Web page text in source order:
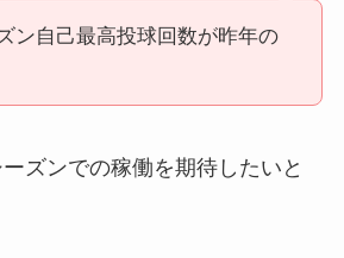
ン自己最高投球回数が昨年の
ズンでの稼働を期待したいと